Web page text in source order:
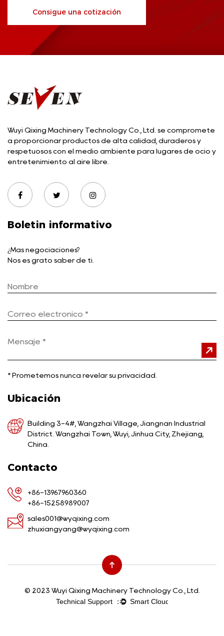
Consigue una cotización
Wuyi Qixing Machinery Technology Co., Ltd. se compromete
a proporcionar productos de alta calidad, duraderos y
respetuosos con el medio ambiente para lugares de ocio y
entretenimiento al aire libre.
Boletin informativo
¿Más negociaciones?
Nos es grato saber de ti.
* Prometemos nunca revelar su privacidad.
Ubicación
Building 3-4#, Wangzhai Village, Jiangnan Industrial
District. Wangzhai Town, Wuyi, Jinhua City, Zhejiang,
China.
Contacto
+86-13967960360
+86-15258989007
sales001@wyqixing.com
zhuxiangyang@wyqixing.com
© 2023 Wuyi Qixing Machinery Technology Co., Ltd.